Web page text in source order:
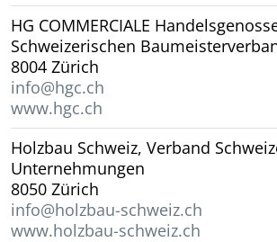
HG COMMERCIALE
Schweizerischen
8004 Zürich
info@hgc.ch
www.hgc.ch
Holzbau Schweiz, Verband
Unternehmungen
8050 Zürich
info@holzbau-schweiz.ch
www.holzbau-schweiz.ch